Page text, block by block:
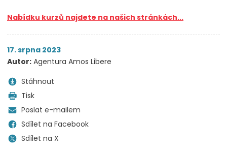
Nabídku kurzů najdete na našich stránkách...
17. srpna 2023
Autor: Agentura Amos Libere
Stáhnout
Tisk
Poslat e-mailem
Sdílet na Facebook
Sdílet na X